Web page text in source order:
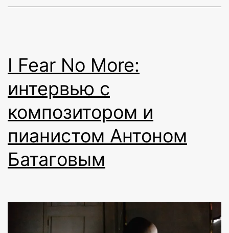
I Fear No More:
интервью с
композитором и
пианистом Антоном
Батаговым